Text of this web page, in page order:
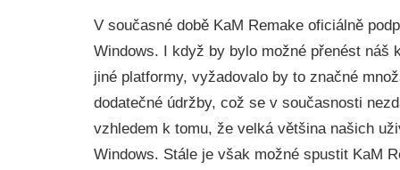
V současné době KaM Remake oficiálně
Windows. I když by bylo možné přenést náš
jiné platformy, vyžadovalo by to značné
dodatečné údržby, což se v současnosti
vzhledem k tomu, že velká většina našich
Windows. Stále je však možné spustit KaM